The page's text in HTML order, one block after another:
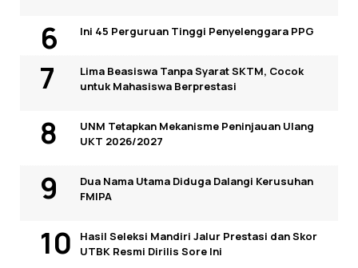
Ini 45 Perguruan Tinggi Penyelenggara PPG
Lima Beasiswa Tanpa Syarat SKTM, Cocok
untuk Mahasiswa Berprestasi
UNM Tetapkan Mekanisme Peninjauan Ulang
UKT 2026/2027
Dua Nama Utama Diduga Dalangi Kerusuhan
FMIPA
Hasil Seleksi Mandiri Jalur Prestasi dan Skor
UTBK Resmi Dirilis Sore Ini